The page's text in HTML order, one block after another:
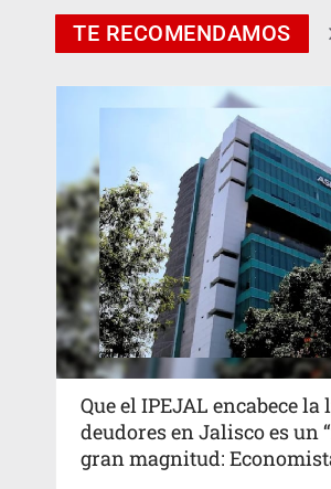
TE RECOMENDAMOS
Que el IPEJAL encabece la
deudores en Jalisco es un
gran magnitud: